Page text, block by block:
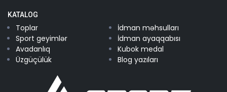
KATALOG
Toplar
İdman məhsulları
Sport geyimlər
İdman ayaqqabısı
Avadanlıq
Kubok medal
Üzgüçülük
Blog yazıları